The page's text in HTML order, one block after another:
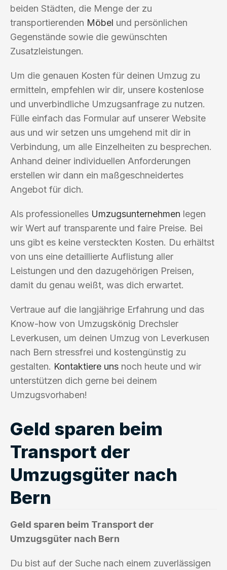
beiden Städten, die Menge der zu
transportierenden Möbel und persönlichen
Gegenstände sowie die gewünschten
Zusatzleistungen.
Um die genauen Kosten für deinen Umzug zu
ermitteln, empfehlen wir dir, unsere kostenlose
und unverbindliche Umzugsanfrage zu nutzen.
Fülle einfach das Formular auf unserer Website
aus und wir setzen uns umgehend mit dir in
Verbindung, um alle Einzelheiten zu besprechen.
Anhand deiner individuellen Anforderungen
erstellen wir dann ein maßgeschneidertes
Angebot für dich.
Als professionelles Umzugsunternehmen legen
wir Wert auf transparente und faire Preise. Bei
uns gibt es keine versteckten Kosten. Du erhältst
von uns eine detaillierte Auflistung aller
Leistungen und den dazugehörigen Preisen,
damit du genau weißt, was dich erwartet.
Vertraue auf die langjährige Erfahrung und das
Know-how von Umzugskönig Drechsler
Leverkusen, um deinen Umzug von Leverkusen
nach Bern stressfrei und kostengünstig zu
gestalten. Kontaktiere uns noch heute und wir
unterstützen dich gerne bei deinem
Umzugsvorhaben!
Geld sparen beim
Transport der
Umzugsgüter nach
Bern
Geld sparen beim Transport der
Umzugsgüter nach Bern
Du bist auf der Suche nach einem zuverlässigen